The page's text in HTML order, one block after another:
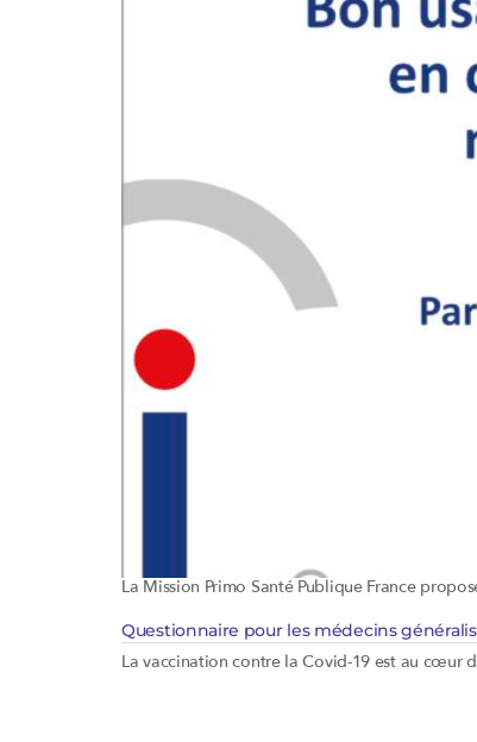
La Mission Primo Santé Publique France
Questionnaire pour les médecins
La vaccination contre la Covid-19 est au cœur